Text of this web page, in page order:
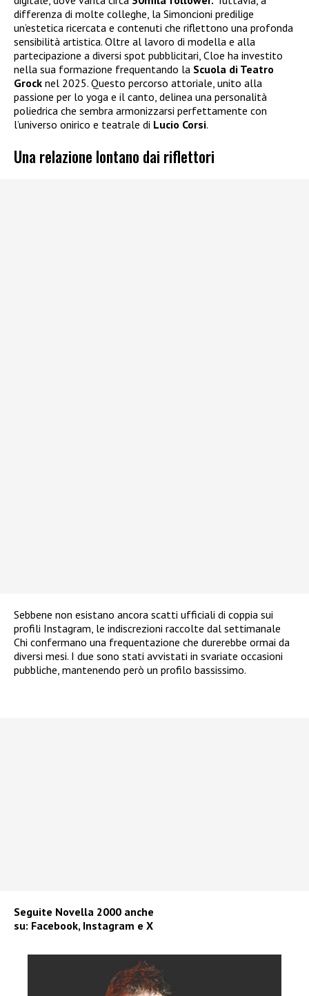
differenza di molte colleghe, la Simoncioni predilige
un’estetica ricercata e contenuti che riflettono una profonda
sensibilità artistica. Oltre al lavoro di modella e alla
partecipazione a diversi spot pubblicitari, Cloe ha investito
nella sua formazione frequentando la Scuola di Teatro
Grock nel 2025. Questo percorso attoriale, unito alla
passione per lo yoga e il canto, delinea una personalità
poliedrica che sembra armonizzarsi perfettamente con
l’universo onirico e teatrale di Lucio Corsi.
Una relazione lontano dai riflettori
Sebbene non esistano ancora scatti ufficiali di coppia sui
profili Instagram, le indiscrezioni raccolte dal settimanale
Chi confermano una frequentazione che durerebbe ormai da
diversi mesi. I due sono stati avvistati in svariate occasioni
pubbliche, mantenendo però un profilo bassissimo.
Seguite Novella 2000 anche
su: Facebook, Instagram e X